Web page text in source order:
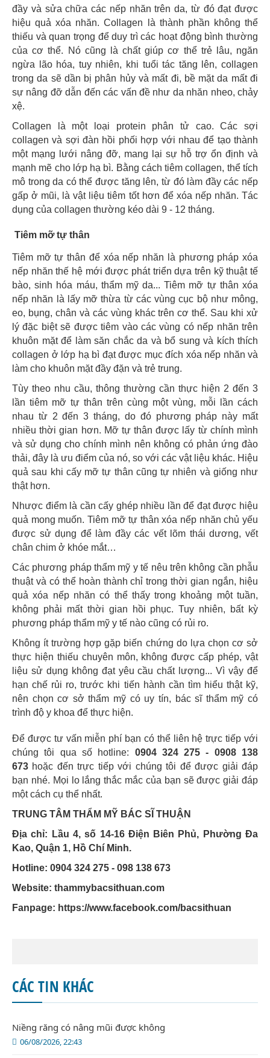
đầy và sửa chữa các nếp nhăn trên da, từ đó đạt được
hiệu quả xóa nhăn. Collagen là thành phần không thể
thiếu và quan trọng để duy trì các hoạt động bình thường
của cơ thể. Nó cũng là chất giúp cơ thể trẻ lâu, ngăn
ngừa lão hóa, tuy nhiên, khi tuổi tác tăng lên, collagen
trong da sẽ dần bị phân hủy và mất đi, bề mặt da mất đi
sự nâng đỡ dẫn đến các vấn đề như da nhăn nheo, chảy
xệ.
Collagen là một loại protein phân tử cao. Các sợi
collagen và sợi đàn hồi phối hợp với nhau để tạo thành
một mạng lưới nâng đỡ, mang lại sự hỗ trợ ổn định và
mạnh mẽ cho lớp hạ bì. Bằng cách tiêm collagen, thể tích
mô trong da có thể được tăng lên, từ đó làm đầy các nếp
gấp ở mũi, là vật liệu tiêm tốt hơn để xóa nếp nhăn. Tác
dụng của collagen thường kéo dài 9 - 12 tháng.
Tiêm mỡ tự thân
Tiêm mỡ tự thân để xóa nếp nhăn là phương pháp xóa
nếp nhăn thế hệ mới được phát triển dựa trên kỹ thuật tế
bào, sinh hóa máu, thẩm mỹ da... Tiêm mỡ tự thân xóa
nếp nhăn là lấy mỡ thừa từ các vùng cục bộ như mông,
eo, bụng, chân và các vùng khác trên cơ thể. Sau khi xử
lý đặc biệt sẽ được tiêm vào các vùng có nếp nhăn trên
khuôn mặt để làm săn chắc da và bổ sung và kích thích
collagen ở lớp hạ bì đạt được mục đích xóa nếp nhăn và
làm cho khuôn mặt đầy đặn và trẻ trung.
Tùy theo nhu cầu, thông thường cần thực hiện 2 đến 3
lần tiêm mỡ tự thân trên cùng một vùng, mỗi lần cách
nhau từ 2 đến 3 tháng, do đó phương pháp này mất
nhiều thời gian hơn. Mỡ tự thân được lấy từ chính mình
và sử dụng cho chính mình nên không có phản ứng đào
thải, đây là ưu điểm của nó, so với các vật liệu khác. Hiệu
quả sau khi cấy mỡ tự thân cũng tự nhiên và giống như
thật hơn.
Nhược điểm là cần cấy ghép nhiều lần để đạt được hiệu
quả mong muốn. Tiêm mỡ tự thân xóa nếp nhăn chủ yếu
được sử dụng để làm đầy các vết lõm thái dương, vết
chân chim ở khóe mắt…
Các phương pháp thẩm mỹ y tế nêu trên không cần phẫu
thuật và có thể hoàn thành chỉ trong thời gian ngắn, hiệu
quả xóa nếp nhăn có thể thấy trong khoảng một tuần,
không phải mất thời gian hồi phục. Tuy nhiên, bất kỳ
phương pháp thẩm mỹ y tế nào cũng có rủi ro.
Không ít trường hợp gặp biến chứng do lựa chọn cơ sở
thực hiện thiếu chuyên môn, không được cấp phép, vật
liệu sử dụng không đạt yêu cầu chất lượng... Vì vậy để
hạn chế rủi ro, trước khi tiến hành cần tìm hiểu thật kỹ,
nên chọn cơ sở thẩm mỹ có uy tín, bác sĩ thẩm mỹ có
trình độ y khoa để thực hiện.
Để được tư vấn miễn phí bạn có thể liên hệ trực tiếp với
chúng tôi qua số hotline: 0904 324 275 - 0908 138
673 hoặc đến trực tiếp với chúng tôi để được giải đáp
bạn nhé. Mọi lo lắng thắc mắc của bạn sẽ được giải đáp
một cách cụ thể nhất.
TRUNG TÂM THẨM MỸ BÁC SĨ THUẬN
Địa chỉ: Lầu 4, số 14-16 Điện Biên Phủ, Phường Đa
Kao, Quận 1, Hồ Chí Minh.
Hotline: 0904 324 275 - 098 138 673
Website: thammybacsithuan.com
Fanpage: https://www.facebook.com/bacsithuan
CÁC TIN KHÁC
06/08/2026, 22:43
Niềng răng có nâng mũi được không